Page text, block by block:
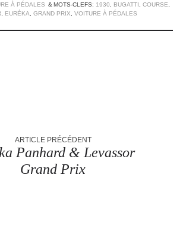
À PÉDALES MOTS-CLEFS: 1930 BUGATTI COURSE
EURÉKA GRAND PRIX VOITURE À PÉDALES
ARTICLE PRÉCÉDENT
Panhard & Levassor
Grand Prix